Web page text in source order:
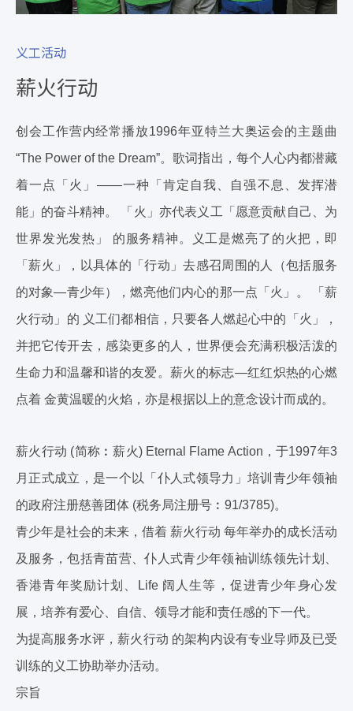
义工活动
薪火行动
创会工作营内经常播放1996年亚特兰大奥运会的主题曲
“The Power of the Dream”。歌词指出，每个人心内都潜藏
着一点「火」——一种「肯定自我、自强不息、发挥潜
能」的奋斗精神。 「火」亦代表义工「愿意贡献自己、为
世界发光发热」 的服务精神。义工是燃亮了的火把，即
「薪火」，以具体的「行动」去感召周围的人（包括服务
的对象—青少年），燃亮他们内心的那一点「火」。 「薪
火行动」的 义工们都相信，只要各人燃起心中的「火」，
并把它传开去，感染更多的人，世界便会充满积极活泼的
生命力和温馨和谐的友爱。薪火的标志—红红炽热的心燃
点着 金黄温暖的火焰，亦是根据以上的意念设计而成的。
薪火行动 (简称︰薪火) Eternal Flame Action，于1997年3
月正式成立，是一个以「仆人式领导力」培训青少年领袖
的政府注册慈善团体 (税务局注册号︰91/3785)。
青少年是社会的未来，借着 薪火行动 每年举办的成长活动
及服务，包括青苗营、仆人式青少年领袖训练领先计划、
香港青年奖励计划、Life 阔人生等，促进青少年身心发
展，培养有爱心、自信、领导才能和责任感的下一代。
为提高服务水评，薪火行动 的架构内设有专业导师及已受
训练的义工协助举办活动。
宗旨